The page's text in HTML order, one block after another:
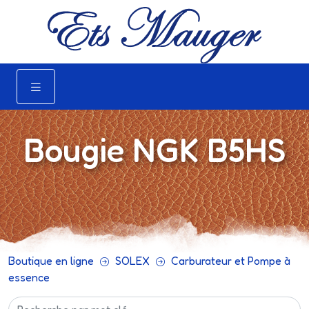
Bougie NGK B5HS
Boutique en ligne SOLEX
Carburateur et Pompe à
essence